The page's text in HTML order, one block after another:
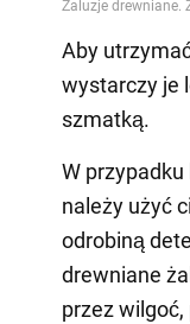
Aby
wystarczy je
szmatką.
W
należy użyć
odrobiną
drewniane
przez wilgoć,